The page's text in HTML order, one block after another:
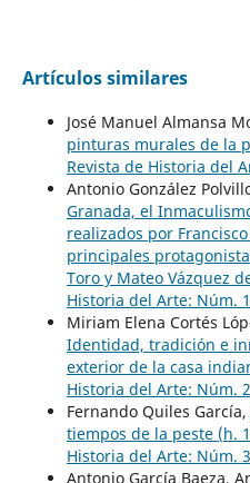
Artículos similares
José Manuel Almansa
pinturas murales de la
Revista de Historia del
Antonio González
Granada, el
realizados por
principales
Toro y Mateo Vázquez
Historia del Arte: Núm.
Miriam Elena Cortés
Identidad, tradición e
exterior de la casa
Historia del Arte: Núm.
Fernando Quiles García,
tiempos de la peste (h.
Historia del Arte: Núm.
Antonio García Baeza,